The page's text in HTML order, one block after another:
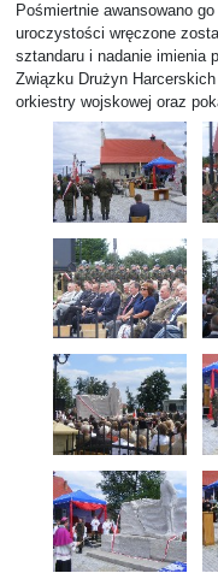
Pośmiertnie awansowano
uroczystości wręczone
sztandaru i nadanie imienia
Związku Drużyn
orkiestry wojskowej oraz